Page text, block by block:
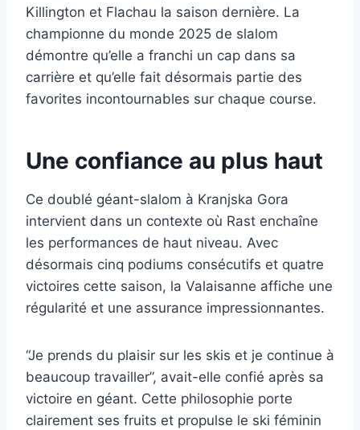
Killington et Flachau la saison dernière. La
championne du monde 2025 de slalom
démontre qu’elle a franchi un cap dans sa
carrière et qu’elle fait désormais partie des
favorites incontournables sur chaque course.
Une confiance au plus haut
Ce doublé géant-slalom à Kranjska Gora
intervient dans un contexte où Rast enchaîne
les performances de haut niveau. Avec
désormais cinq podiums consécutifs et quatre
victoires cette saison, la Valaisanne affiche une
régularité et une assurance impressionnantes.
“Je prends du plaisir sur les skis et je continue à
beaucoup travailler”, avait-elle confié après sa
victoire en géant. Cette philosophie porte
clairement ses fruits et propulse le ski féminin